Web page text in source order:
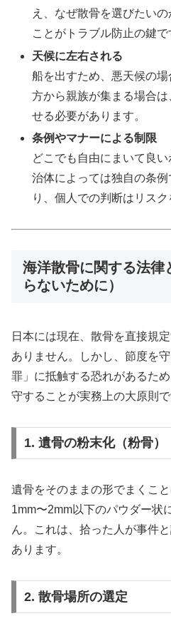
え、なぜ散骨を選びたい
ことがトラブル防止の鍵で
天候に左右される
船を出すため、悪天候の
方から親族が集まる場合
せる必要があります。
条例やマナーによる制限
どこでも自由にまいて良
治体によっては独自の条
り、個人での判断はリスク
海洋散骨に関する法律
らないために）
日本には現在、散骨を直接規
ありません。しかし、節度を
罪」に抵触する恐れがあるた
守することが実務上の大原則で
1. 遺骨の粉末化（粉骨）
遺骨をそのままの形でまくこ
1mm〜2mm以下のパウダー状
ん。これは、拾った人が事件
あります。
2. 散骨場所の選定